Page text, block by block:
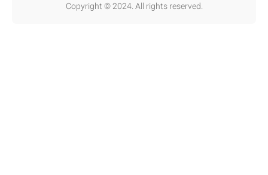
Copyright © 2024. All rights reserved.